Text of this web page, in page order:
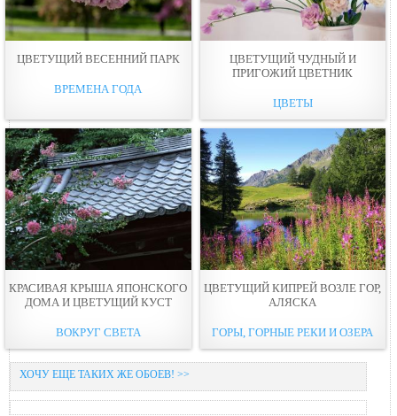
ЦВЕТУЩИЙ ВЕСЕННИЙ ПАРК
ВРЕМЕНА ГОДА
ЦВЕТУЩИЙ ЧУДНЫЙ И
ПРИГОЖИЙ ЦВЕТНИК
ЦВЕТЫ
КРАСИВАЯ КРЫША ЯПОНСКОГО
ДОМА И ЦВЕТУЩИЙ КУСТ
ВОКРУГ СВЕТА
ЦВЕТУЩИЙ КИПРЕЙ ВОЗЛЕ ГОР,
АЛЯСКА
ГОРЫ, ГОРНЫЕ РЕКИ И ОЗЕРА
ХОЧУ ЕЩЕ ТАКИХ ЖЕ ОБОЕВ! >>